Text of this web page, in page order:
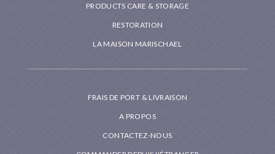
PRODUCTS CARE & STORAGE
RESTORATION
LA MAISON MARISCHAEL
FRAIS DE PORT & LIVRAISON
A PROPOS
CONTACTEZ-NOUS